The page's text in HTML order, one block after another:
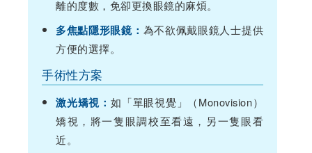
離的度數，免卻更換眼鏡的麻煩。
多焦點隱形眼鏡： 為不欲佩戴眼鏡人士提供
方便的選擇。
手術性方案
激光矯視： 如「單眼視覺」（Monovision）
矯視，將一隻眼調校至看遠，另一隻眼看
近。